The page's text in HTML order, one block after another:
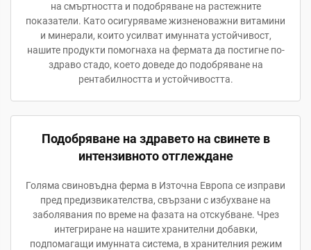
на смъртността и подобряване на растежните
показатели. Като осигуряваме жизненоважни витамини
и минерали, които усилват имунната устойчивост,
нашите продукти помогнаха на фермата да постигне по-
здраво стадо, което доведе до подобряване на
рентабилността и устойчивостта.
Подобряване на здравето на свинете в
интензивното отглеждане
Голяма свиновъдна ферма в Източна Европа се изправи
пред предизвикателства, свързани с избухване на
заболявания по време на фазата на отскубване. Чрез
интегриране на нашите хранителни добавки,
подпомагащи имунната система, в хранителния режим